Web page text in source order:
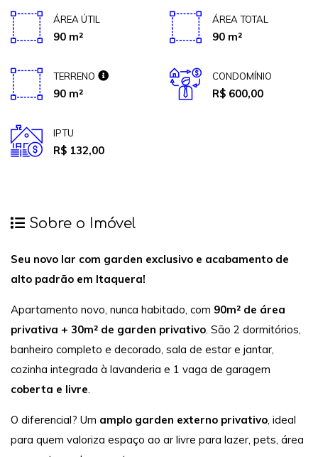
ÁREA ÚTIL
90 m²
ÁREA TOTAL
90 m²
TERRENO
90 m²
CONDOMÍNIO
R$ 600,00
IPTU
R$ 132,00
Sobre o Imóvel
Seu novo lar com garden exclusivo e acabamento de
alto padrão em Itaquera!
Apartamento novo, nunca habitado, com 90m² de área
privativa + 30m² de garden privativo. São 2 dormitórios,
banheiro completo e decorado, sala de estar e jantar,
cozinha integrada à lavanderia e 1 vaga de garagem
coberta e livre.
O diferencial? Um amplo garden externo privativo, ideal
para quem valoriza espaço ao ar livre para lazer, pets, área